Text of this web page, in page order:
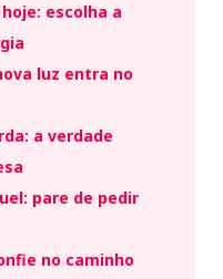
escolha a
luz entra no
a verdade
pare de pedir
no caminho